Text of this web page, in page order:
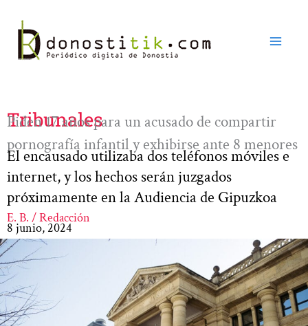
contenido
Tribunales
Piden 17 años para un acusado de compartir
pornografía infantil y exhibirse ante 8 menores
El encausado utilizaba dos teléfonos móviles e
internet, y los hechos serán juzgados
próximamente en la Audiencia de Gipuzkoa
E. B. / Redacción
8 junio, 2024